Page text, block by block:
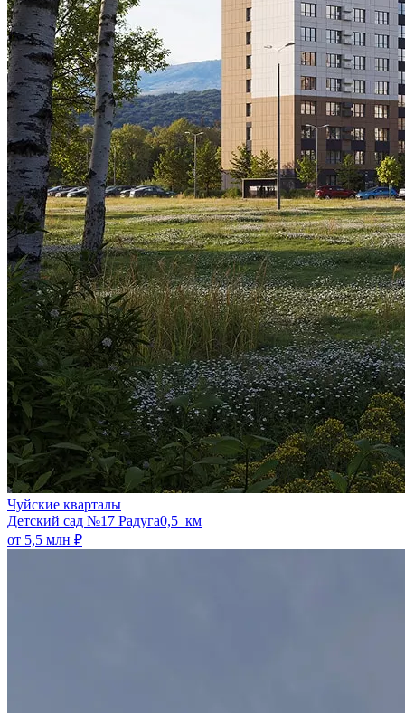
Чуйские кварталы
​Детский сад №17 Радуга0,5 км
от 5,5 млн ₽